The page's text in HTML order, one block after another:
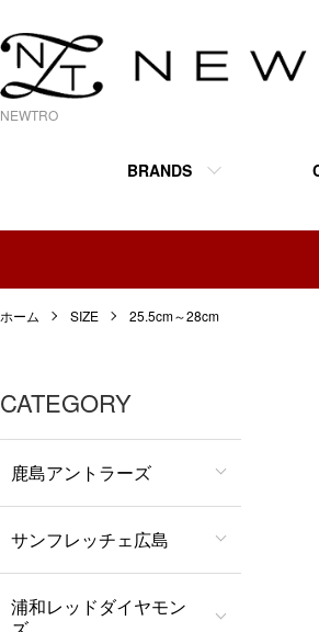
NEWTRO
BRANDS
ホーム SIZE 25.5cm～28cm
CATEGORY
鹿島アントラーズ
サンフレッチェ広島
浦和レッドダイヤモン